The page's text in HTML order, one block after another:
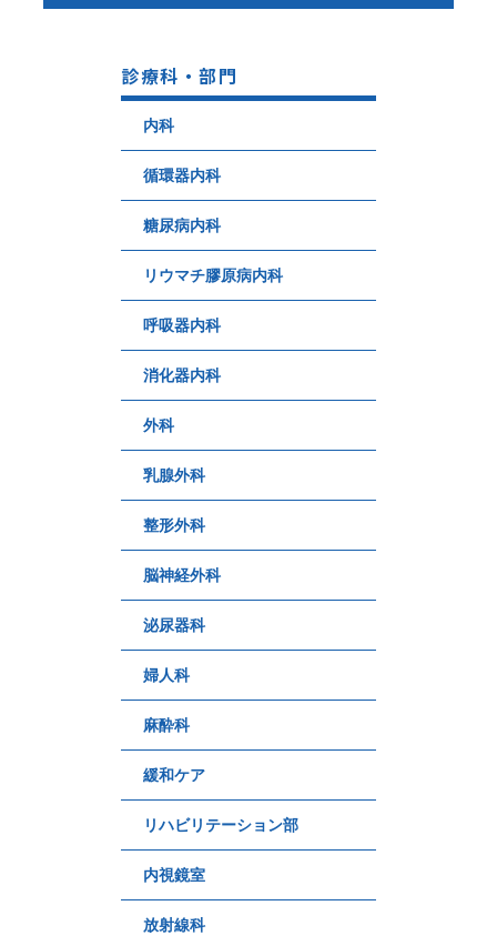
診療科・部門
内科
循環器内科
糖尿病内科
リウマチ膠原病内科
呼吸器内科
消化器内科
外科
乳腺外科
整形外科
脳神経外科
泌尿器科
婦人科
麻酔科
緩和ケア
リハビリテーション部
内視鏡室
放射線科